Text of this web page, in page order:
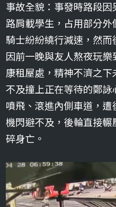
事故全貌：事發時路段
路肩載學生，占用部分
騎士紛紛繞行減速，然
因前一晚與友人熬夜玩
康租屋處，精神不濟之
不及撞上正在等待的鄭
噴飛、滾進內側車道，
機閃避不及，後輪直接
碎身亡。